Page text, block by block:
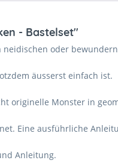
- Bastelset"
neidischen oder
äusserst einfach ist.
originelle Monster in
Eine ausführliche
Anleitung.